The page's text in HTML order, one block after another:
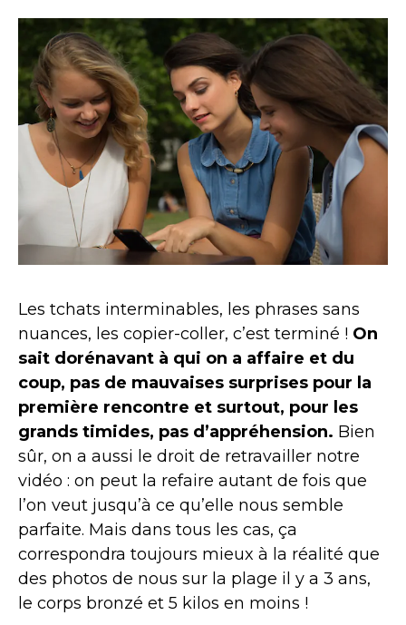
Les tchats interminables, les phrases sans
nuances, les copier-coller, c’est terminé ! On
sait dorénavant à qui on a affaire et du
coup, pas de mauvaises surprises pour la
première rencontre et surtout, pour les
grands timides, pas d’appréhension. Bien
sûr, on a aussi le droit de retravailler notre
vidéo : on peut la refaire autant de fois que
l’on veut jusqu’à ce qu’elle nous semble
parfaite. Mais dans tous les cas, ça
correspondra toujours mieux à la réalité que
des photos de nous sur la plage il y a 3 ans,
le corps bronzé et 5 kilos en moins !